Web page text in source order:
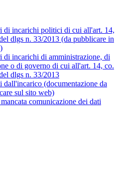
di incarichi politici di cui all'art. 14,
dlgs n. 33/2013 (da pubblicare in
di incarichi di amministrazione, di
o di governo di cui all'art. 14, co.
dlgs n. 33/2013
dall'incarico (documentazione da
sul sito web)
comunicazione dei dati